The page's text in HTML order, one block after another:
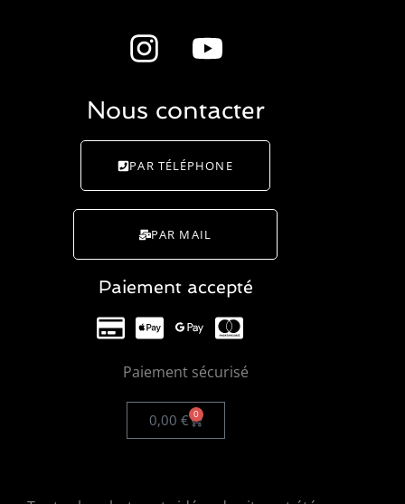
Nous contacter
PAR TÉLÉPHONE
PAR MAIL
Paiement accepté
Paiement sécurisé
0,00 € 0